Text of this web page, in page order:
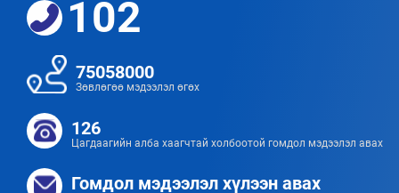
102
75058000
Зөвлөгөө мэдээлэл өгөх
126
Цагдаагийн алба хаагчтай холбоотой гомдол мэдээлэл авах
Гомдол мэдээлэл хүлээн авах